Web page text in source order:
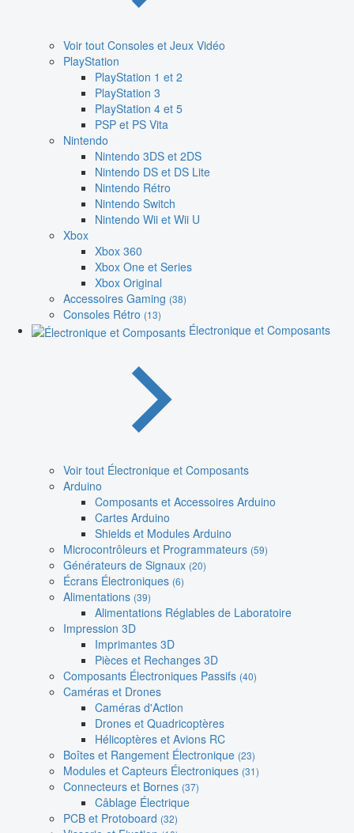
Voir tout Consoles et Jeux Vidéo
PlayStation
PlayStation 1 et 2
PlayStation 3
PlayStation 4 et 5
PSP et PS Vita
Nintendo
Nintendo 3DS et 2DS
Nintendo DS et DS Lite
Nintendo Rétro
Nintendo Switch
Nintendo Wii et Wii U
Xbox
Xbox 360
Xbox One et Series
Xbox Original
Accessoires Gaming (38)
Consoles Rétro (13)
Électronique et Composants
Voir tout Électronique et Composants
Arduino
Composants et Accessoires Arduino
Cartes Arduino
Shields et Modules Arduino
Microcontrôleurs et Programmateurs (59)
Générateurs de Signaux (20)
Écrans Électroniques (6)
Alimentations (39)
Alimentations Réglables de Laboratoire
Impression 3D
Imprimantes 3D
Pièces et Rechanges 3D
Composants Électroniques Passifs (40)
Caméras et Drones
Caméras d'Action
Drones et Quadricoptères
Hélicoptères et Avions RC
Boîtes et Rangement Électronique (23)
Modules et Capteurs Électroniques (31)
Connecteurs et Bornes (37)
Câblage Électrique
PCB et Protoboard (32)